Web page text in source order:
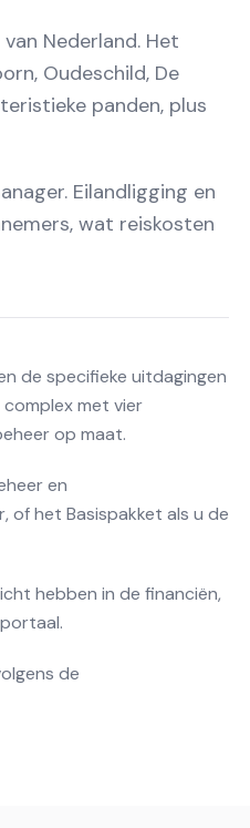
Nederland. Het
Oudeschild, De
panden, plus
Eilandligging en
wat reiskosten
de specifieke uitdagingen
met vier
op maat.
en
of het Basispakket als u de
hebben in de financiën,
de